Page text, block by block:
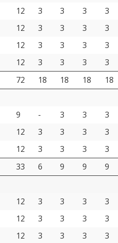
12 3 3 3
3
12 3 3 3
3
12 3 3 3
3
12 3 3 3
3
72 18 18 18
18
9 - 3 3
3
12 3 3 3
3
12 3 3 3
3
33 6 9 9
9
12 3 3 3
3
12 3 3 3
3
12 3 3 3 3